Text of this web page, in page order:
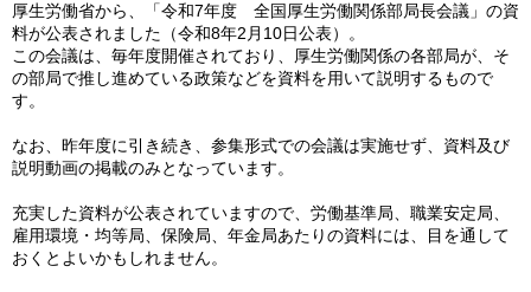
厚生労働省から、「令和7年度 全国厚生労働関係部局長会議」の資
料が公表されました（令和8年2月10日公表）。
この会議は、毎年度開催されており、厚生労働関係の各部局が、そ
の部局で推し進めている政策などを資料を用いて説明するもので
す。
なお、昨年度に引き続き、参集形式での会議は実施せず、資料及び
説明動画の掲載のみとなっています。
充実した資料が公表されていますので、労働基準局、職業安定局、
雇用環境・均等局、保険局、年金局あたりの資料には、目を通して
おくとよいかもしれません。